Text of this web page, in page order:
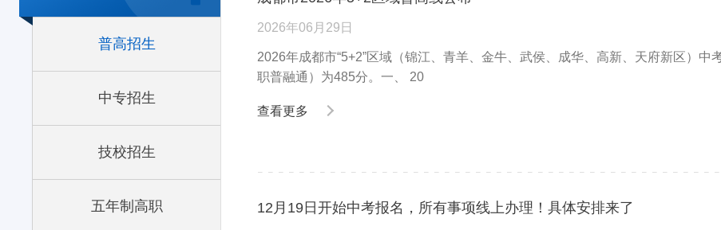
普高招生
中专招生
技校招生
五年制高职
2026年06月29日
2026年成都市“5+2”区域（锦江、青羊、金牛、武侯、成华、高新、天府新区）中
职普融通）为485分。一、 20
查看更多
12月19日开始中考报名，所有事项线上办理！具体安排来了